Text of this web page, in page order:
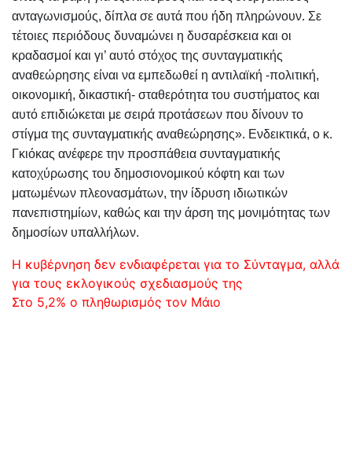
ανταγωνισμούς, δίπλα σε αυτά που ήδη πληρώνουν. Σε
τέτοιες περιόδους δυναμώνει η δυσαρέσκεια και οι
κραδασμοί και γι’ αυτό στόχος της συνταγματικής
αναθεώρησης είναι να εμπεδωθεί η αντιλαϊκή -πολιτική,
οικονομική, δικαστική- σταθερότητα του συστήματος και
αυτό επιδιώκεται με σειρά προτάσεων που δίνουν το
στίγμα της συνταγματικής αναθεώρησης». Ενδεικτικά, ο κ.
Γκιόκας ανέφερε την προσπάθεια συνταγματικής
κατοχύρωσης του δημοσιονομικού κόφτη και των
ματωμένων πλεονασμάτων, την ίδρυση ιδιωτικών
πανεπιστημίων, καθώς και την άρση της μονιμότητας των
δημοσίων υπαλλήλων.
Πλοήγηση
άρθρων
Η κυβέρνηση δεν ενδιαφέρεται για το Σύνταγμα, αλλά
για τους εκλογικούς σχεδιασμούς της
Στο 5,2% ο πληθωρισμός τον Μάιο